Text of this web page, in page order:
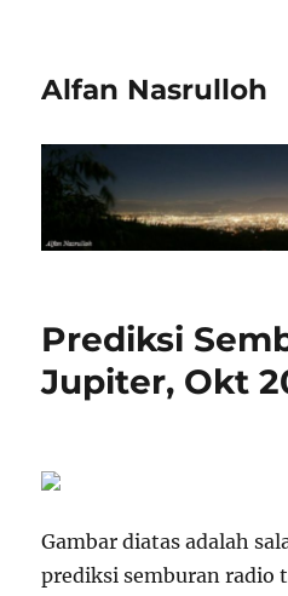
Alfan Nasrulloh
Prediksi
Jupiter, Okt
Gambar diatas adalah
prediksi semburan radio